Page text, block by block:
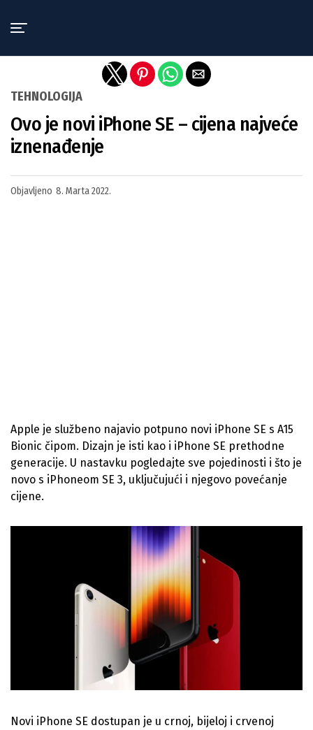
TEHNOLOGIJA
Ovo je novi iPhone SE – cijena najveće
iznenađenje
Objavljeno 8. Marta 2022.
Apple je službeno najavio potpuno novi iPhone SE s A15
Bionic čipom. Dizajn je isti kao i iPhone SE prethodne
generacije. U nastavku pogledajte sve pojedinosti i što je
novo s iPhoneom SE 3, uključujući i njegovo povećanje
cijene.
Novi iPhone SE dostupan je u crnoj, bijeloj i crvenoj